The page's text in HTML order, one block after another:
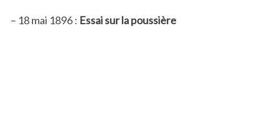
– 18 mai 1896 : Essai sur la poussière